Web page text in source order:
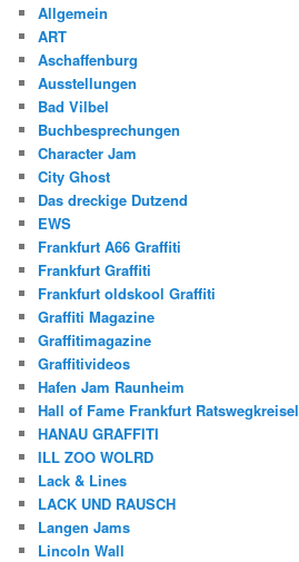
Allgemein
ART
Aschaffenburg
Ausstellungen
Bad Vilbel
Buchbesprechungen
Character Jam
City Ghost
Das dreckige Dutzend
EWS
Frankfurt A66 Graffiti
Frankfurt Graffiti
Frankfurt oldskool Graffiti
Graffiti Magazine
Graffitimagazine
Graffitivideos
Hafen Jam Raunheim
Hall of Fame Frankfurt Ratswegkreisel
HANAU GRAFFITI
ILL ZOO WOLRD
Lack & Lines
LACK UND RAUSCH
Langen Jams
Lincoln Wall